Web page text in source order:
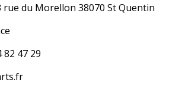
rue du Morellon 38070 St Quentin
82 47 29